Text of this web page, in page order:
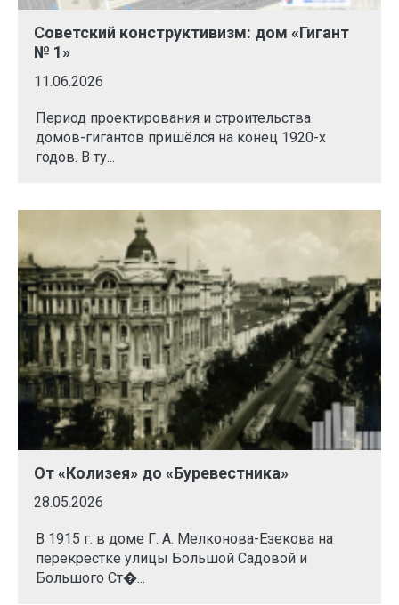
Советский конструктивизм: дом «Гигант
№ 1»
11.06.2026
Период проектирования и строительства
домов-гигантов пришёлся на конец 1920-х
годов. В ту...
От «Колизея» до «Буревестника»
28.05.2026
В 1915 г. в доме Г. А. Мелконова-Езекова на
перекрестке улицы Большой Садовой и
Большого Ст�...